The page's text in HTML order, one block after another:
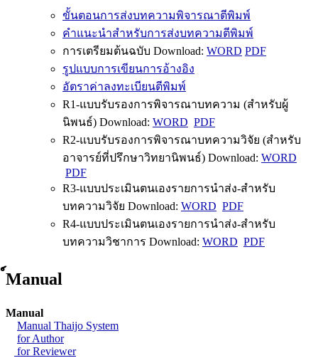
ขั้นตอนการส่งบทความพิจารณาตีพิมพ์
คำแนะนำสำหรับการส่งบทความตีพิมพ์
การเตรียมต้นฉบับ Download: WORD PDF
รูปแบบการเขียนการอ้างอิง
อัตราค่าลงทะเบียนตีพิมพ์
R1-แบบรับรองการพิจารณาบทความ (สำหรับผู้
นิพนธ์) Download: WORD PDF
R2-แบบรับรองการพิจารณาบทความวิจัย (สำหรับ
อาจารย์ที่ปรึกษาวิทยานิพนธ์) Download: WORD
PDF
R3-แบบประเมินตนเองรายการนำส่ง-สำหรับ
บทความวิจัย Download: WORD PDF
R4-แบบประเมินตนเองรายการนำส่ง-สำหรับ
บทความวิชาการ Download: WORD PDF
์Manual
Manual
Manual Thaijo System
for Author
for Reviewer